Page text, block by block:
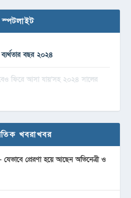
স্পটলাইট
বছর ২০২৪
ফিরে আসা যায়’সহ ২০২৪ সালের
খবরাখবর
প্রেরণা হয়ে আছেন অভিনেত্রী ও